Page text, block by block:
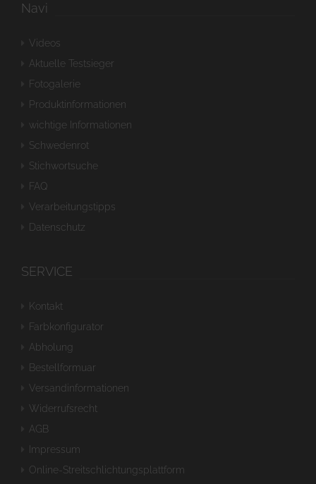
Navi
Videos
Aktuelle Testsieger
Fotogalerie
Produktinformationen
wichtige Informationen
Schwedenrot
Stichwortsuche
FAQ
Verarbeitungstipps
Datenschutz
SERVICE
Kontakt
Farbkonfigurator
Abholung
Bestellformuar
Versandinformationen
Widerrufsrecht
AGB
Impressum
Online-Streitschlichtungsplattform